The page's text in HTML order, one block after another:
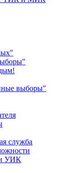
выборы"
служба
УИК